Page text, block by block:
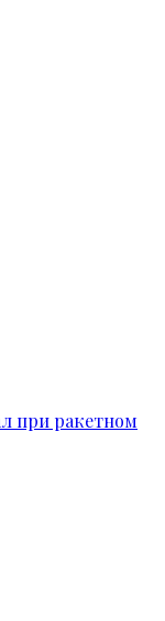
при ракетном